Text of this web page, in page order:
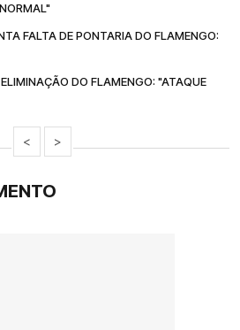
FALTA DE PONTARIA DO FLAMENGO:
DO FLAMENGO: "ATAQUE
< >